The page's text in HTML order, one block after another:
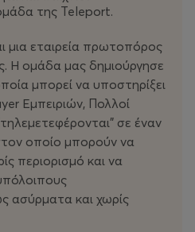
χαρακτήρα, ιδανική για
μέσα στην πόλη.
είναι περίπου1 με 1,5
διαρκεί περίπου
στον χώρο μπορεί να
.
3 άτομα ή για ομάδες άνω
στο210 6015332.
της Teleport.
μια εταιρεία πρωτοπόρος
Η ομάδα μας δημιούργησε
μπορεί να υποστηρίξει
Εμπειριών, Πολλοί
σε έναν
οποίο μπορούν να
περιορισμό και να
ασύρματα και χωρίς